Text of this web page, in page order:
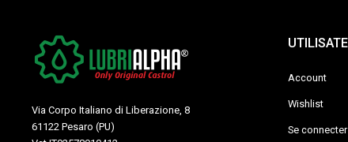
Via Corpo Italiano di Liberazione, 8
61122 Pesaro (PU)
Account
Wishlist
Se connecter